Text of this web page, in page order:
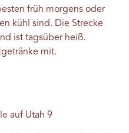
früh morgens oder
kühl sind. Die Strecke
ist tagsüber heiß.
mit.
auf Utah 9